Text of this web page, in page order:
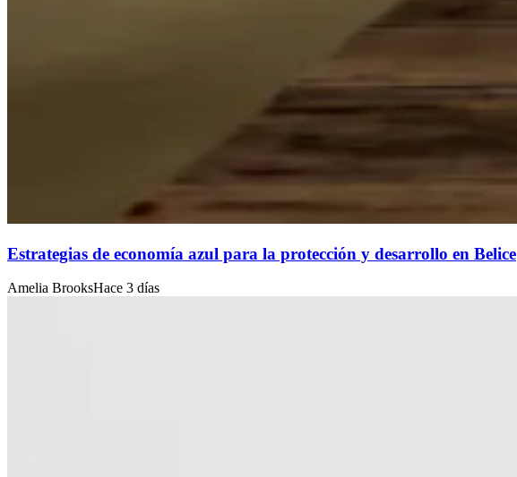
Estrategias de economía azul para la protección y desarrollo en Belice
Amelia BrooksHace 3 días